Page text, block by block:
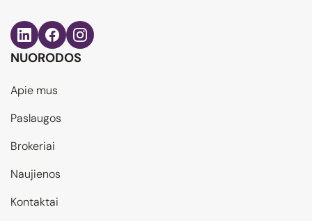
NUORODOS
Apie mus
Paslaugos
Brokeriai
Naujienos
Kontaktai